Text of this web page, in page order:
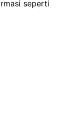
seperti